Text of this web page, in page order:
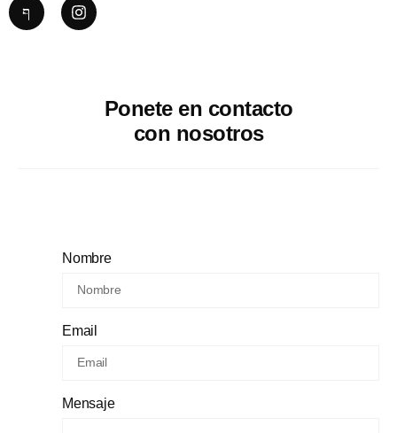
Ponete en contacto
con nosotros
Nombre
Email
Mensaje